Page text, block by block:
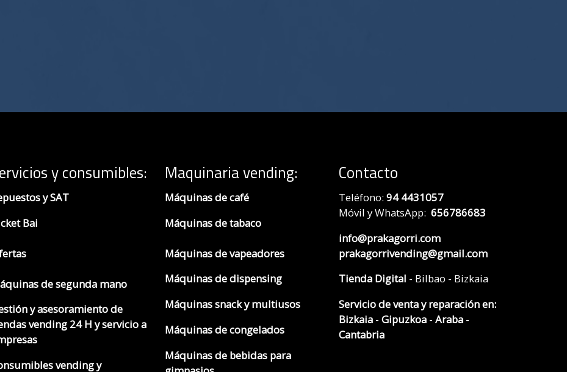
y consumibles:
y SAT
Bai
de segunda mano
y asesoramiento de
vending 24 H y servicio a
vending y
Maquinaria vending:
Máquinas de café
Máquinas de tabaco
Máquinas de vapeadores
Máquinas de dispensing
Máquinas snack y multiusos
Máquinas de congelados
Máquinas de bebidas para
Contacto
Teléfono: 94 4431057
Móvil y WhatsApp: 656786683
info@prakagorri.com
prakagorrivending@gmail.com
Tienda Digital - Bilbao - Bizkaia
Servicio de venta y reparación en:
Bizkaia- Gipuzkoa- Araba-
Cantabria